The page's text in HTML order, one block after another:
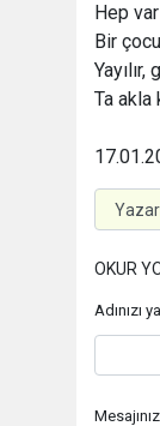
Hep
Bir
Ta akla
OKUR
Adınızı
Mesajınız